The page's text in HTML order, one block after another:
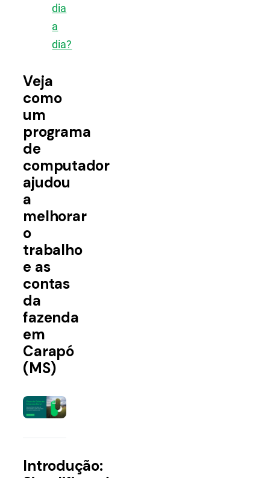
dia
a
dia?
Veja
como
um
programa
de
computador
ajudou
a
melhorar
o
trabalho
e as
contas
da
fazenda
em
Carapó
(MS)
Introdução: